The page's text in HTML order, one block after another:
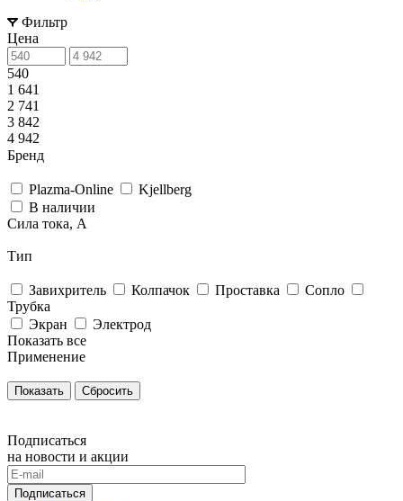
Фильтр
Цена
540
1 641
2 741
3 842
4 942
Бренд
Plazma-Online
Kjellberg
В наличии
Сила тока, А
Тип
Завихритель Колпачок Проставка
Сопло
Трубка
Экран
Электрод
Показать все
Применение
Сбросить
Подписаться
на новости и акции
Подписаться